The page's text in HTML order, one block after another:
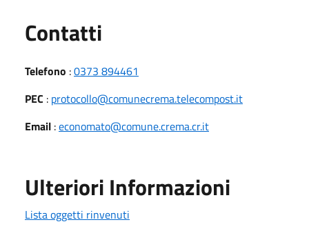
Contatti
Telefono :0373 894461
PEC : protocollo@comunecrema.telecompost.it
Email :economato@comune.crema.cr.it
Ulteriori Informazioni
Lista oggetti rinvenuti